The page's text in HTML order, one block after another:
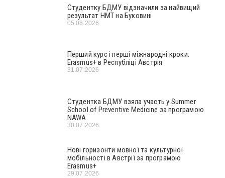
Студентку БДМУ відзначили за найвищий
результат НМТ на Буковині
05.08.2026
Перший курс і перші міжнародні кроки:
Erasmus+ в Республіці Австрія
31.07.2026
Студентка БДМУ взяла участь у Summer
School of Preventive Medicine за програмою
NAWA
30.07.2026
Нові горизонти мовної та культурної
мобільності в Австрії за програмою
Erasmus+
29.07.2026